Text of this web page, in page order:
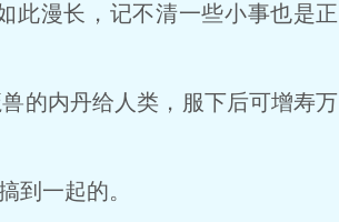
此漫长，记不清一些小事也是正
的内丹给人类，服下后可增寿万
一起的。